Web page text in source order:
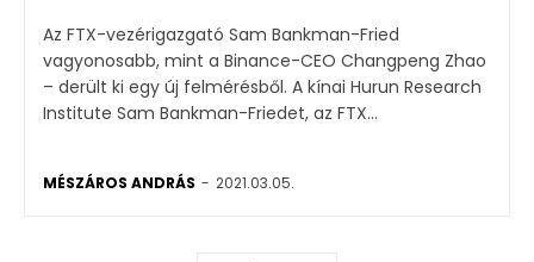
Az FTX-vezérigazgató Sam Bankman-Fried
vagyonosabb, mint a Binance-CEO Changpeng Zhao
– derült ki egy új felmérésből. A kínai Hurun Research
Institute Sam Bankman-Friedet, az FTX...
MÉSZÁROS ANDRÁS - 2021.03.05.